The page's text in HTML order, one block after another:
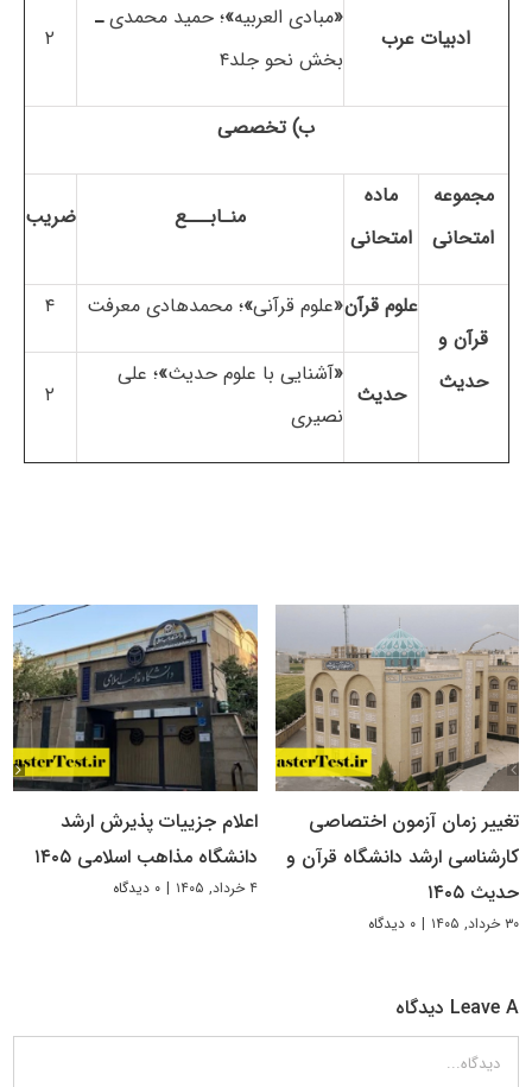
ادبیات عرب
«مبادی ­العربیه»؛ حمید محمدیـ
بخش نحو جلد۴
۲
ب) تخصصی
مجموعه
امتحانی
ماده
امتحانی
منـابـــع ضریب
قرآن و
حدیث
علوم قرآن«علوم قرآنی»؛ محمدهادی معرفت ۴
حدیث
«آشنایی با علوم حدیث»؛ علی
نصیری
۲
تغییر زمان آزمون اختصاصی
کارشناسی ارشد دانشگاه قرآن و
حدیث ۱۴۰۵
۳۰ خرداد, ۱۴۰۵ | ۰ دیدگاه
اعلام جزییات پذیرش ارشد
دانشگاه مذاهب اسلامی ۱۴۰۵
۴ خرداد, ۱۴۰۵ | ۰ دیدگاه
Leave A دیدگاه
دیدگاه